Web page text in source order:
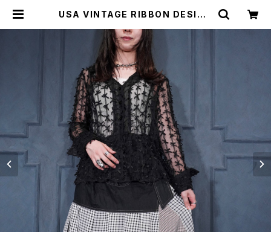
USA VINTAGE RIBBON DESIGN
古着リボンデザインシアーシャツジャ
ケット | Titti Vintage